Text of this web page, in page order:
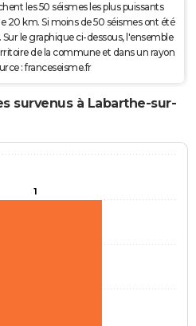
les 50 séismes les plus puissants
20 km. Si moins de 50 séismes ont été
le graphique ci-dessous, l'ensemble
de la commune et dans un rayon
: franceseisme.fr
survenus à Labarthe-sur-
1